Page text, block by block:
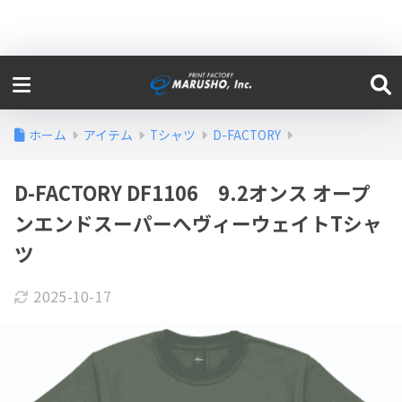
ホーム アイテム Tシャツ D-FACTORY
D-FACTORY DF1106 9.2オンス オープ
ンエンドスーパーへヴィーウェイトTシャ
ツ
2025-10-17